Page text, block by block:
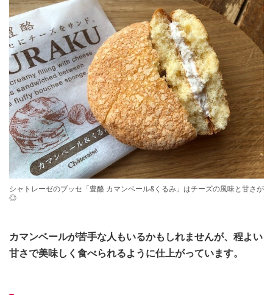
シャトレーゼのブッセ「豊酪 カマンベール&くるみ」はチーズの風味と甘さが
◎
カマンベールが苦手な人もいるかもしれませんが、程よい
甘さで美味しく食べられるように仕上がっています。